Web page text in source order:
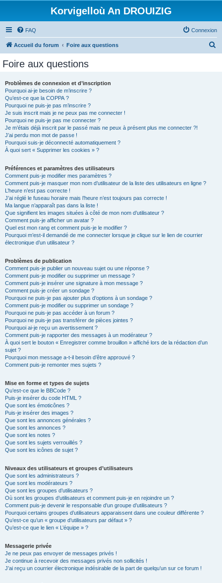
Korvigelloù An DROUIZIG
FAQ Connexion
Accueil du forum Foire aux questions
Foire aux questions
Problèmes de connexion et d’inscription
Pourquoi ai-je besoin de m’inscrire ?
Qu’est-ce que la COPPA ?
Pourquoi ne puis-je pas m’inscrire ?
Je suis inscrit mais je ne peux pas me connecter !
Pourquoi ne puis-je pas me connecter ?
Je m’étais déjà inscrit par le passé mais ne peux à présent plus me connecter ?!
J’ai perdu mon mot de passe !
Pourquoi suis-je déconnecté automatiquement ?
À quoi sert « Supprimer les cookies » ?
Préférences et paramètres des utilisateurs
Comment puis-je modifier mes paramètres ?
Comment puis-je masquer mon nom d’utilisateur de la liste des utilisateurs en ligne ?
L’heure n’est pas correcte !
J’ai réglé le fuseau horaire mais l’heure n’est toujours pas correcte !
Ma langue n’apparaît pas dans la liste !
Que signifient les images situées à côté de mon nom d’utilisateur ?
Comment puis-je afficher un avatar ?
Quel est mon rang et comment puis-je le modifier ?
Pourquoi m’est-il demandé de me connecter lorsque je clique sur le lien de courrier
électronique d’un utilisateur ?
Problèmes de publication
Comment puis-je publier un nouveau sujet ou une réponse ?
Comment puis-je modifier ou supprimer un message ?
Comment puis-je insérer une signature à mon message ?
Comment puis-je créer un sondage ?
Pourquoi ne puis-je pas ajouter plus d’options à un sondage ?
Comment puis-je modifier ou supprimer un sondage ?
Pourquoi ne puis-je pas accéder à un forum ?
Pourquoi ne puis-je pas transférer de pièces jointes ?
Pourquoi ai-je reçu un avertissement ?
Comment puis-je rapporter des messages à un modérateur ?
À quoi sert le bouton « Enregistrer comme brouillon » affiché lors de la rédaction d’un
sujet ?
Pourquoi mon message a-t-il besoin d’être approuvé ?
Comment puis-je remonter mes sujets ?
Mise en forme et types de sujets
Qu’est-ce que le BBCode ?
Puis-je insérer du code HTML ?
Que sont les émoticônes ?
Puis-je insérer des images ?
Que sont les annonces générales ?
Que sont les annonces ?
Que sont les notes ?
Que sont les sujets verrouillés ?
Que sont les icônes de sujet ?
Niveaux des utilisateurs et groupes d’utilisateurs
Que sont les administrateurs ?
Que sont les modérateurs ?
Que sont les groupes d’utilisateurs ?
Où sont les groupes d’utilisateurs et comment puis-je en rejoindre un ?
Comment puis-je devenir le responsable d’un groupe d’utilisateurs ?
Pourquoi certains groupes d’utilisateurs apparaissent dans une couleur différente ?
Qu’est-ce qu’un « groupe d’utilisateurs par défaut » ?
Qu’est-ce que le lien « L’équipe » ?
Messagerie privée
Je ne peux pas envoyer de messages privés !
Je continue à recevoir des messages privés non sollicités !
J’ai reçu un courrier électronique indésirable de la part de quelqu’un sur ce forum !